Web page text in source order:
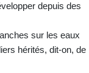
depuis des
sur les eaux
hérités, dit-on, de